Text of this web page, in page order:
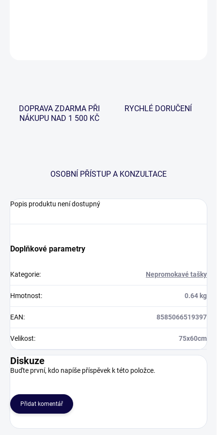
DOPRAVA ZDARMA PŘI
NÁKUPU NAD 1 500 KČ
RYCHLÉ DORUČENÍ
OSOBNÍ PŘÍSTUP A KONZULTACE
Popis produktu není dostupný
Doplňkové parametry
Kategorie: Nepromokavé tašky
Hmotnost: 0.64 kg
EAN: 8585066519397
Velikost: 75x60cm
Diskuze
Buďte první, kdo napíše příspěvek k této položce.
Přidat komentář